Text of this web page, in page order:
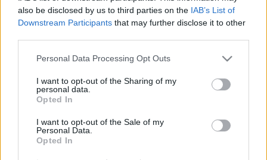
also be disclosed by us to third parties on the IAB’s List of
Downstream Participants that may further disclose it to other
Please note that this website/app uses one or more Google
not limited to your visit or usage behaviour. You may click to
grant or deny consent to Google and its third-party tags to
use your data for below specified purposes in below Google
consent section.
Personal Data Processing Opt Outs
I want to opt-out of the Sharing of my
personal data.
Opted In
I want to opt-out of the Sale of my
Personal Data.
Opted In